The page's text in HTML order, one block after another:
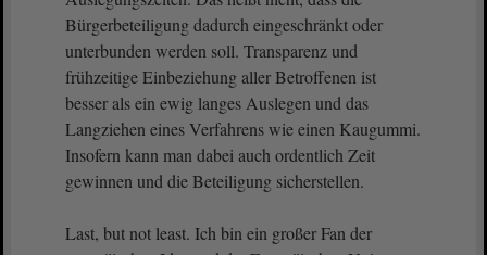
Bürgerbeteiligung dadurch eingeschränkt oder
unterbunden werden soll. Transparenz und
frühzeitige Einbeziehung aller Betroffenen ist
besser als ein ewig langes Auslegen und das
Langziehen eines Verfahrens wie einen Kaugummi.
Insofern kann man dabei auch ordentlich Zeit
gewinnen und die Beteiligung sicherstellen.
Last, but not least. Ich bin ein großer Fan der